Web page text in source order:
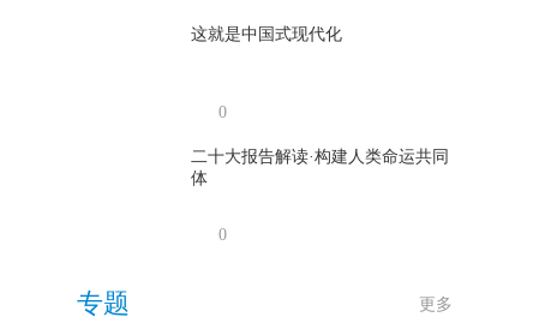
深度｜美国重回三大运营商时代
这就是中国式现代化
0
二十大报告解读·构建人类命运共同
体
0
专题 更多